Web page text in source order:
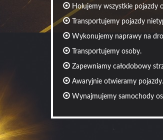
Holujemy wszystkie pojazdy
Transportujemy pojazdy
Wykonujemy naprawy na
Transportujemy osoby.
Zapewniamy całodobowy
Awaryjnie otwieramy pojazdy.
Wynajmujemy samochody